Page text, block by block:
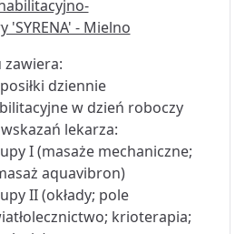
zawiera:
dziennie
w dzień roboczy
lekarza:
I (masaże mechaniczne;
aquavibron)
II (okłady; pole
krioterapia;